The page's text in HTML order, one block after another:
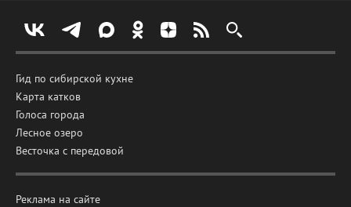
Гид по сибирской кухне
Карта катков
Голоса города
Лесное озеро
Весточка с передовой
Реклама на сайте